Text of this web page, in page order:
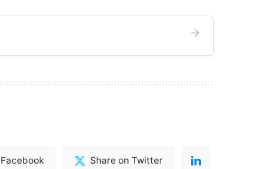
Share on Twitter